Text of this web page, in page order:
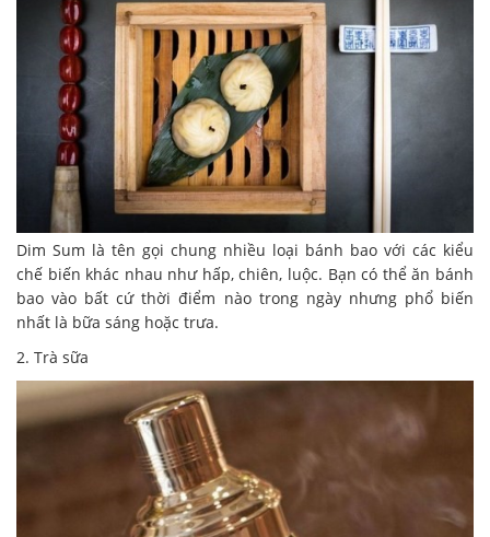
Dim Sum là tên gọi chung nhiều loại bánh bao với các kiểu
chế biến khác nhau như hấp, chiên, luộc. Bạn có thể ăn bánh
bao vào bất cứ thời điểm nào trong ngày nhưng phổ biến
nhất là bữa sáng hoặc trưa.
2. Trà sữa